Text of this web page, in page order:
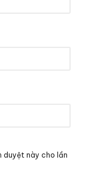
duyệt này cho lần